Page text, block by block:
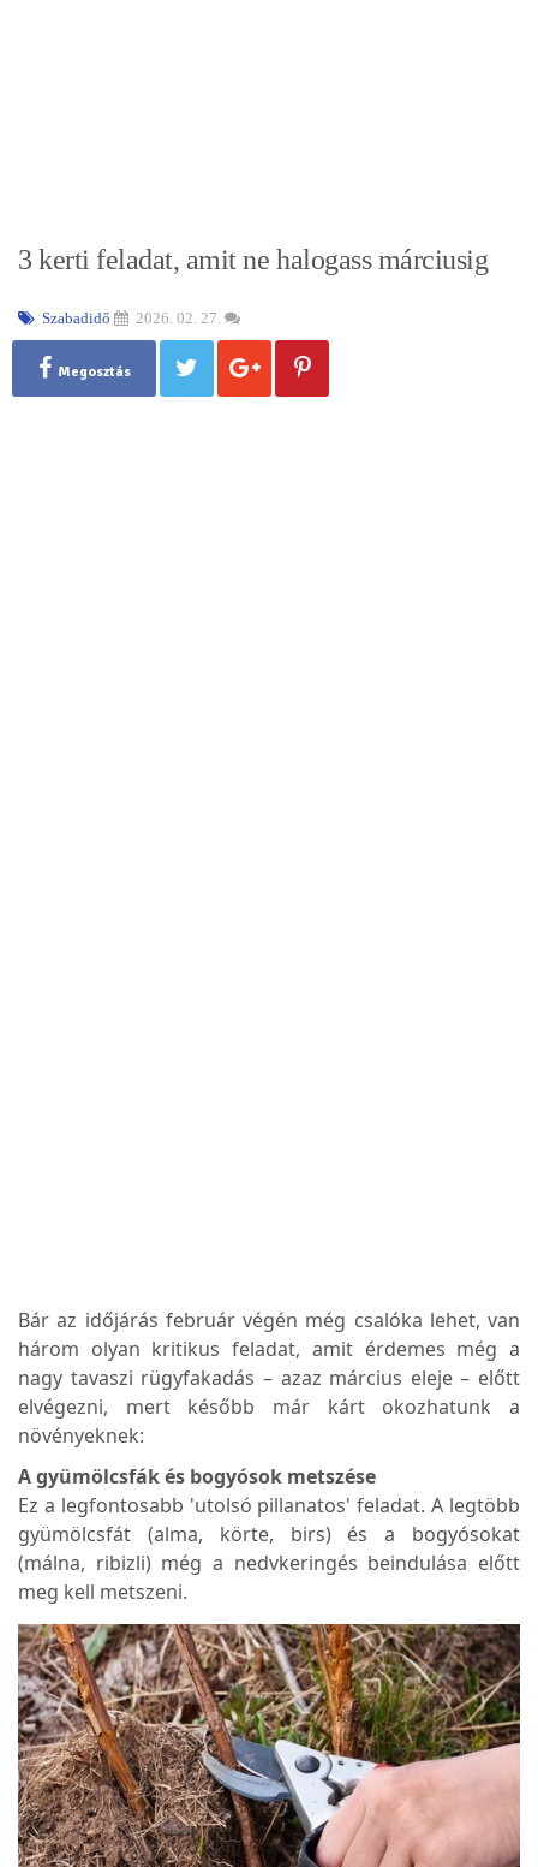
3 kerti feladat, amit ne halogass márciusig
Szabadidő 2026. 02. 27.
Megosztás
Bár az időjárás február végén még csalóka lehet, van
három olyan kritikus feladat, amit érdemes még a
nagy tavaszi rügyfakadás – azaz március eleje – előtt
elvégezni, mert később már kárt okozhatunk a
növényeknek:
A gyümölcsfák és bogyósok metszése
Ez a legfontosabb 'utolsó pillanatos' feladat. A legtöbb
gyümölcsfát (alma, körte, birs) és a bogyósokat
(málna, ribizli) még a nedvkeringés beindulása előtt
meg kell metszeni.